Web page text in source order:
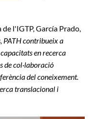
l'IGTP, García Prado,
PATH contribueix a
en recerca
de col·laboració
del coneixement.
translacional i